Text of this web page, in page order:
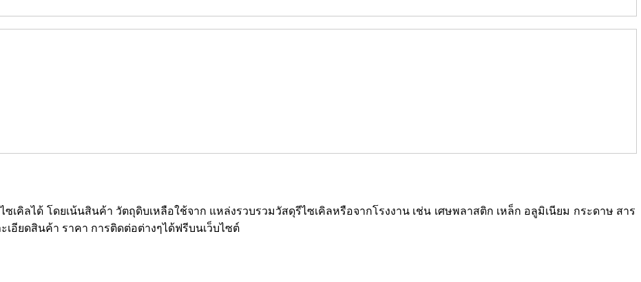
ซเคิลได้ โดยเน้นสินค้า วัตถุดิบเหลือใช้จาก แหล่งรวบรวมวัสดุรีไซเคิลหรือจากโรงงาน เช่น เศษพลาสติก เหล็ก อลูมิเนียม กระดาษ สาร
อียดสินค้า ราคา การติดต่อต่างๆได้ฟรีบนเว็บไซต์